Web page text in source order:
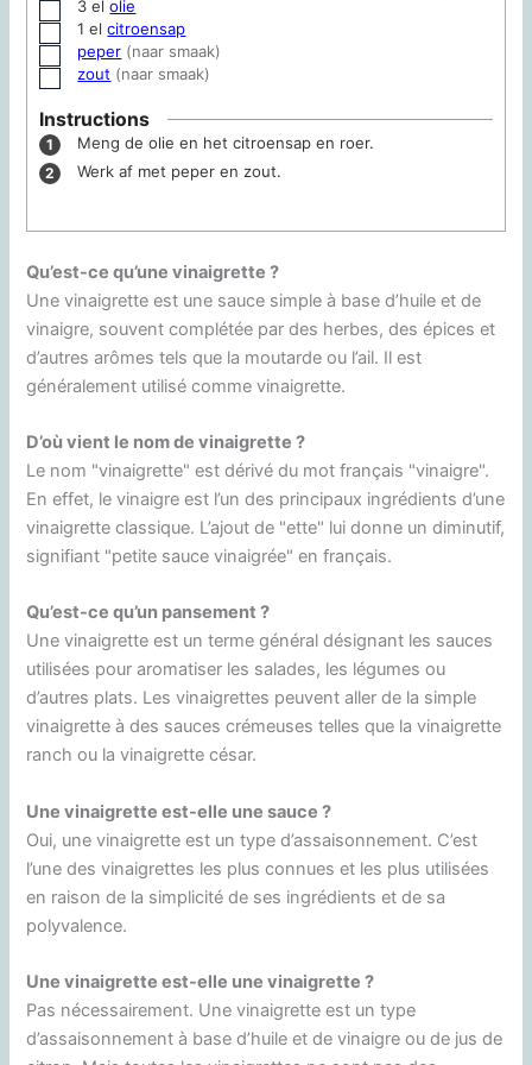
▢
3 elolie
▢
1 elcitroensap
▢
peper (naar smaak)
▢
zout (naar smaak)
Instructions
Meng de olie en het citroensap en roer.
Werk af met peper en zout.
Qu’est-ce qu’une vinaigrette ?
Une vinaigrette est une sauce simple à base d’huile et de
vinaigre, souvent complétée par des herbes, des épices et
d’autres arômes tels que la moutarde ou l’ail. Il est
généralement utilisé comme vinaigrette.
D’où vient le nom de vinaigrette ?
Le nom "vinaigrette" est dérivé du mot français "vinaigre".
En effet, le vinaigre est l’un des principaux ingrédients d’une
vinaigrette classique. L’ajout de "ette" lui donne un diminutif,
signifiant "petite sauce vinaigrée" en français.
Qu’est-ce qu’un pansement ?
Une vinaigrette est un terme général désignant les sauces
utilisées pour aromatiser les salades, les légumes ou
d’autres plats. Les vinaigrettes peuvent aller de la simple
vinaigrette à des sauces crémeuses telles que la vinaigrette
ranch ou la vinaigrette césar.
Une vinaigrette est-elle une sauce ?
Oui, une vinaigrette est un type d’assaisonnement. C’est
l’une des vinaigrettes les plus connues et les plus utilisées
en raison de la simplicité de ses ingrédients et de sa
polyvalence.
Une vinaigrette est-elle une vinaigrette ?
Pas nécessairement. Une vinaigrette est un type
d’assaisonnement à base d’huile et de vinaigre ou de jus de